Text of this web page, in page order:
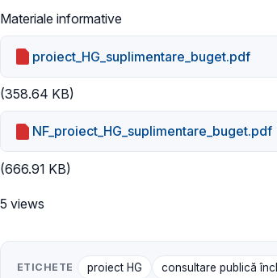
Materiale informative
proiect_HG_suplimentare_buget.pdf
(358.64 KB)
NF_proiect_HG_suplimentare_buget.pdf
(666.91 KB)
5 views
ETICHETE proiect HG consultare publică